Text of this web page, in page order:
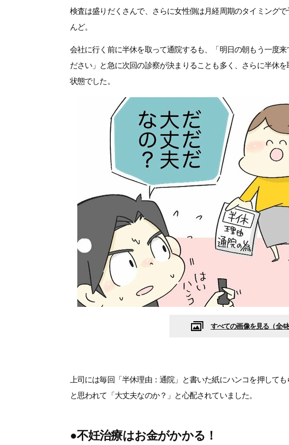
検査は盛りだくさんで、さらに女性側は月経周期のタイミング
んど。
会社に行く前に半休を取って通院するも、「明日の朝もう一度
ださい」と急に次回の診察が決まりることも多く、さらに半休
状態でした。
すべての画像を見る（全4
上司には毎回「半休理由：通院」と書いた紙にハンコを押して
と思われて「大丈夫なのか？」と心配されていました。
●不妊治療はお金がかかる！